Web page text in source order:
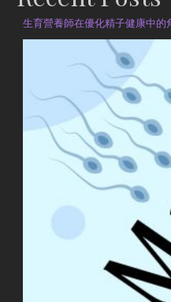
生育營養師在優化精子健康中的